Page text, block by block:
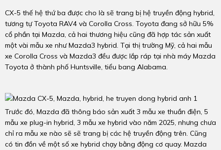
CX-5 thế hệ thứ ba được cho là sẽ trang bị hệ truyền động hybrid,
tương tự Toyota RAV4 và Corolla Cross. Toyota đang sở hữu 5%
cổ phần tại Mazda, cả hai thương hiệu cũng đã hợp tác sản xuất
một vài mẫu xe như Mazda3 hybrid. Tại thị trường Mỹ, cả hai mẫu
xe Corolla Cross và Mazda3 đều được lắp ráp tại nhà máy Mazda
Toyota ở thành phố Huntsville, tiểu bang Alabama.
Trước đó, Mazda đã thông báo sản xuất 3 mẫu xe thuần điện, 5
mẫu xe plug-in hybrid, 3 mẫu xe hybrid vào năm 2025, nhưng chưa
chỉ ra mẫu xe nào sẽ sẽ trang bị các hệ truyền động trên. Cũng
có tin đồn về một số xe hybrid chạy bằng động cơ quay. Mazda